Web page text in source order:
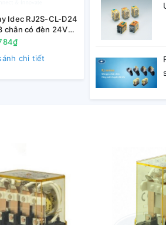
thống nguồn
liệu hợp kim
kiện môi
Idec RJ2S-CL-D24
chân có đèn 24V
chi tiết